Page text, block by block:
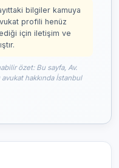
bilgiler kamuya
profili henüz
için iletişim ve
özet: Bu sayfa, Av.
avukat hakkında İstanbul